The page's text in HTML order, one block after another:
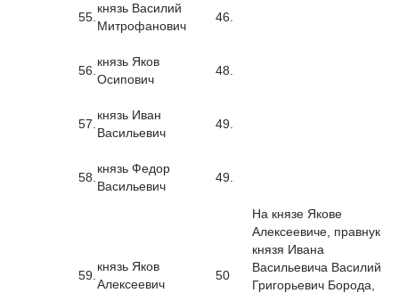
55.
князь Василий
Митрофанович
46.
56.
князь Яков
Осипович
48.
57.
князь Иван
Васильевич
49.
58.
князь Федор
Васильевич
49.
59.
князь Яков
Алексеевич
50
На князе Якове
Алексеевиче, правнук
князя Ивана
Васильевича Василий
Григорьевич Борода,